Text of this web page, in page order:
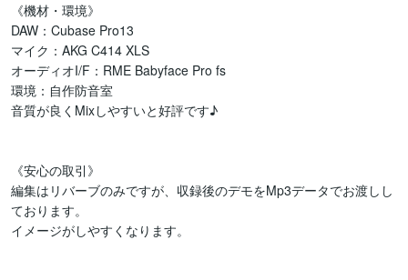
《機材・環境》
DAW：Cubase Pro13
マイク：AKG C414 XLS
オーディオI/F：RME Babyface Pro fs
環境：自作防音室
音質が良くMixしやすいと好評です♪
《安心の取引》
編集はリバーブのみですが、収録後のデモをMp3データでお渡しし
ております。
イメージがしやすくなります。